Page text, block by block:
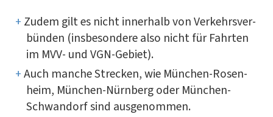
Zudem gilt es nicht inner­halb von Ver­kehrs­ver­
bün­den (ins­be­son­de­re also nicht für Fahr­ten
im MVV- und VGN-Gebiet).
Auch man­che Stre­cken, wie Mün­chen-Rosen­
heim, Mün­chen-Nürn­berg oder Mün­chen-
Schwan­dorf sind ausgenommen.